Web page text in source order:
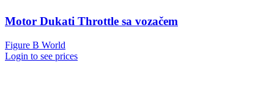
Motor Dukati Throttle sa vozačem
Figure B World
Login to see prices